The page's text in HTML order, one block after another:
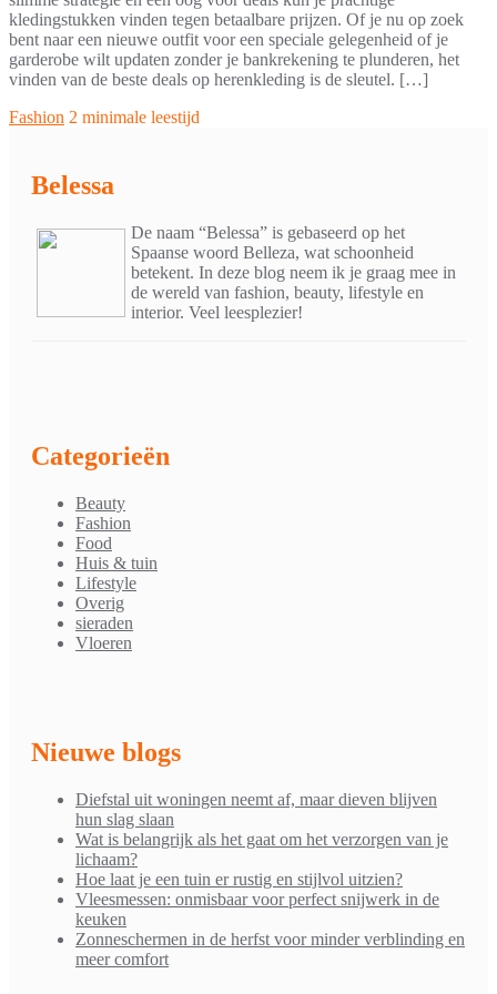
kledingstukken vinden tegen betaalbare prijzen. Of je nu op zoek
bent naar een nieuwe outfit voor een speciale gelegenheid of je
garderobe wilt updaten zonder je bankrekening te plunderen, het
vinden van de beste deals op herenkleding is de sleutel. […]
Fashion 2 minimale leestijd
Belessa
De naam “Belessa” is gebaseerd op het
Spaanse woord Belleza, wat schoonheid
betekent. In deze blog neem ik je graag mee in
de wereld van fashion, beauty, lifestyle en
interior. Veel leesplezier!
Categorieën
Beauty
Fashion
Food
Huis & tuin
Lifestyle
Overig
sieraden
Vloeren
Nieuwe blogs
Diefstal uit woningen neemt af, maar dieven blijven
hun slag slaan
Wat is belangrijk als het gaat om het verzorgen van je
lichaam?
Hoe laat je een tuin er rustig en stijlvol uitzien?
Vleesmessen: onmisbaar voor perfect snijwerk in de
keuken
Zonneschermen in de herfst voor minder verblinding en
meer comfort